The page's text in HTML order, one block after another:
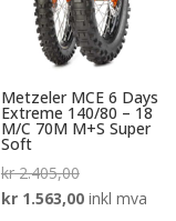
Metzeler MCE 6 Days
Extreme 140/80 – 18
M/C 70M M+S Super
Soft
kr2.405,00Opprinnelig
pris
kr1.563,00Nåværende
inkl mva